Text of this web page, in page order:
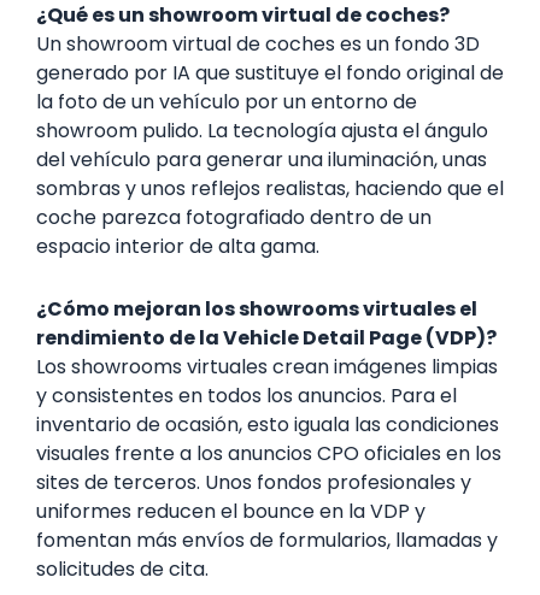
¿Qué es un showroom virtual de coches?
Un showroom virtual de coches es un fondo 3D
generado por IA que sustituye el fondo original de
la foto de un vehículo por un entorno de
showroom pulido. La tecnología ajusta el ángulo
del vehículo para generar una iluminación, unas
sombras y unos reflejos realistas, haciendo que el
coche parezca fotografiado dentro de un
espacio interior de alta gama.
¿Cómo mejoran los showrooms virtuales el
rendimiento de la Vehicle Detail Page (VDP)?
Los showrooms virtuales crean imágenes limpias
y consistentes en todos los anuncios. Para el
inventario de ocasión, esto iguala las condiciones
visuales frente a los anuncios CPO oficiales en los
sites de terceros. Unos fondos profesionales y
uniformes reducen el bounce en la VDP y
fomentan más envíos de formularios, llamadas y
solicitudes de cita.